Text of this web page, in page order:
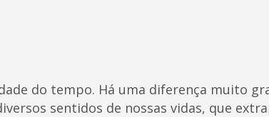
do tempo. Há uma diferença muito
sentidos de nossas vidas, que